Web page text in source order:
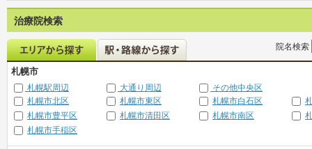
治療院検索
院名検索
札幌市
札幌駅周辺 大通り周辺
その他中央区
札幌市北区
札幌市東区 札幌市白石区
札幌市豊平区
札幌市清田区 札幌市南区
札幌市手稲区